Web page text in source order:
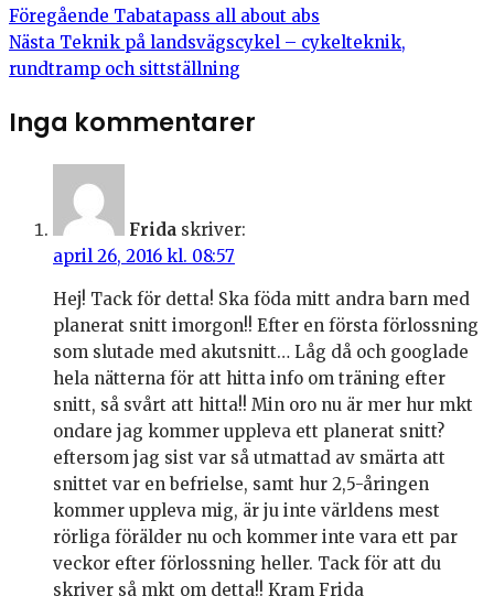
Föregående Tabatapass all about abs
Nästa Teknik på landsvägscykel – cykelteknik,
rundtramp och sittställning
Inga kommentarer
Frida skriver:
april 26, 2016 kl. 08:57
Hej! Tack för detta! Ska föda mitt andra barn med
planerat snitt imorgon!! Efter en första förlossning
som slutade med akutsnitt… Låg då och googlade
hela nätterna för att hitta info om träning efter
snitt, så svårt att hitta!! Min oro nu är mer hur mkt
ondare jag kommer uppleva ett planerat snitt?
eftersom jag sist var så utmattad av smärta att
snittet var en befrielse, samt hur 2,5-åringen
kommer uppleva mig, är ju inte världens mest
rörliga förälder nu och kommer inte vara ett par
veckor efter förlossning heller. Tack för att du
skriver så mkt om detta!! Kram Frida